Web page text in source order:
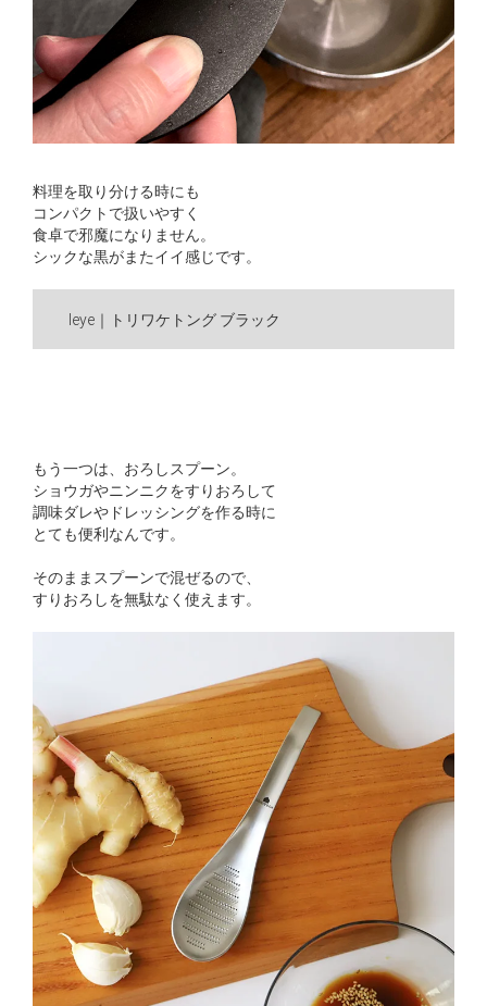
料理を取り分ける時にも
コンパクトで扱いやすく
食卓で邪魔になりません。
シックな黒がまたイイ感じです。
leye｜トリワケトング ブラック
もう一つは、おろしスプーン。
ショウガやニンニクをすりおろして
調味ダレやドレッシングを作る時に
とても便利なんです。
そのままスプーンで混ぜるので、
すりおろしを無駄なく使えます。